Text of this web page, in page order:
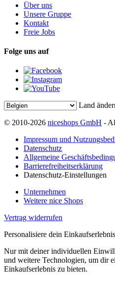
Über uns
Unsere Gruppe
Kontakt
Freie Jobs
Folge uns auf
Land
© 2010-2026 niceshops GmbH -
Impressum und
Datenschutz
Allgemeine
Barrierefreiheitserklärung
Datenschutz-Einstellungen
Unternehmen
Weitere nice Shops
Vertrag widerrufen
Personalisiere dein Einkaufserlebnis
Nur mit deiner individuellen
und weitere Technologien, um dir
Einkaufserlebnis zu bieten.